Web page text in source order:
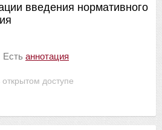
доступе
введения нормативного
Есть аннотация